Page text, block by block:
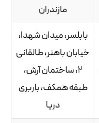
مازندران
بابلسر، میدان شهدا،
خیابان باهنر، طالقانی
2، ساختمان آرش،
طبقه همکف، باربری
دریا